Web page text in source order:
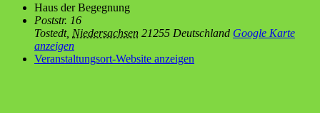
Haus der Begegnung
Poststr. 16
Tostedt, Niedersachsen 21255 Deutschland Google Karte
anzeigen
Veranstaltungsort-Website anzeigen